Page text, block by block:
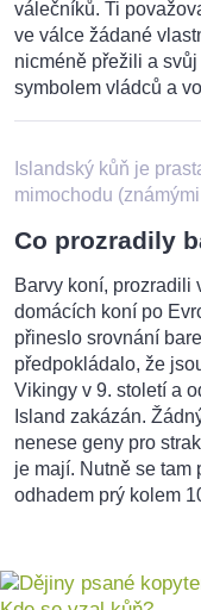
válečníků. Ti
ve válce žádané
nicméně přežili a
symbolem vládců a
Islandský kůň je
mimochodu
Co prozradily
Barvy koní, prozradili
domácích koní po
přineslo srovnání
předpokládalo, že
Vikingy v 9. století a
Island zakázán.
nenese geny pro
je mají. Nutně se tam
odhadem prý kolem